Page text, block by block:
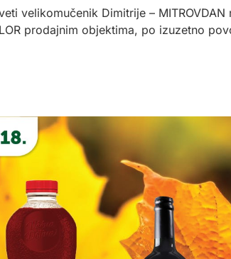
velikomučenik Dimitrije –
prodajnim objektima, po izuzetno